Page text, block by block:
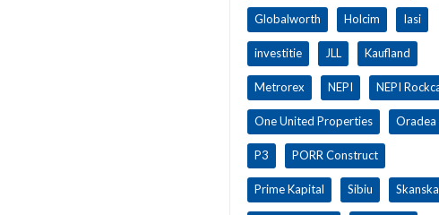
Globalworth Holcim Iasi
investitie JLL Kaufland
Metrorex NEPI NEPI
One United Properties Oradea
P3 PORR Construct
Prime Kapital Sibiu Skanska